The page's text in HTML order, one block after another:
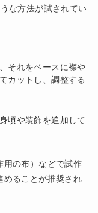
な方法が試されてい
それをベースに襟や
カットし、調整する
頃や装飾を追加して
用の布）などで試作
めることが推奨され